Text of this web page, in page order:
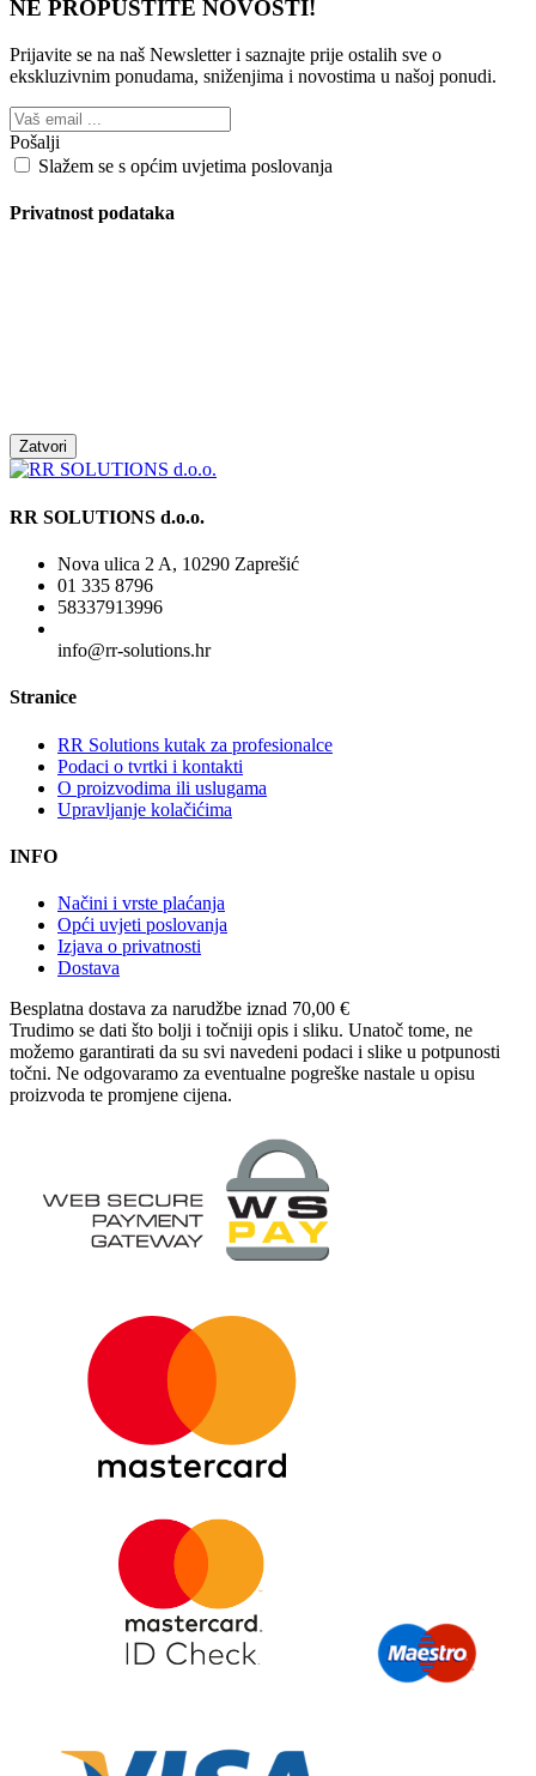
NE PROPUSTITE NOVOSTI!
Prijavite se na naš Newsletter i saznajte prije ostalih sve o
ekskluzivnim ponudama, sniženjima i novostima u našoj ponudi.
Pošalji
Slažem se s općim uvjetima poslovanja
Privatnost podataka
Zatvori
RR SOLUTIONS d.o.o.
Nova ulica 2 A, 10290 Zaprešić
01 335 8796
58337913996
info@rr-solutions.hr
Stranice
RR Solutions kutak za profesionalce
Podaci o tvrtki i kontakti
O proizvodima ili uslugama
Upravljanje kolačićima
INFO
Načini i vrste plaćanja
Opći uvjeti poslovanja
Izjava o privatnosti
Dostava
Besplatna dostava za narudžbe iznad 70,00 €
Trudimo se dati što bolji i točniji opis i sliku. Unatoč tome, ne
možemo garantirati da su svi navedeni podaci i slike u potpunosti
točni. Ne odgovaramo za eventualne pogreške nastale u opisu
proizvoda te promjene cijena.